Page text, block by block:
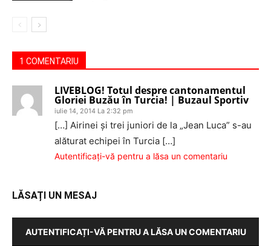
1 COMENTARIU
LIVEBLOG! Totul despre cantonamentul
Gloriei Buzău în Turcia! | Buzaul Sportiv
iulie 14, 2014 La 2:32 pm
[…] Airinei şi trei juniori de la „Jean Luca” s-au
alăturat echipei în Turcia […]
Autentificați-vă pentru a lăsa un comentariu
LĂSAȚI UN MESAJ
AUTENTIFICAȚI-VĂ PENTRU A LĂSA UN COMENTARIU